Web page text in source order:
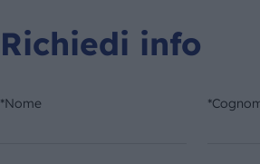
Richiedi info
*Nome